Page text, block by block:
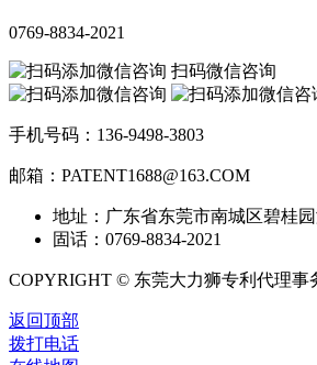
0769-8834-2021
扫码微信咨询
手机号码：136-9498-3803
邮箱：PATENT1688@163.COM
地址：广东省东莞市南城区碧桂
固话：0769-8834-2021
COPYRIGHT © 东莞大力狮专利代理
返回顶部
拨打电话